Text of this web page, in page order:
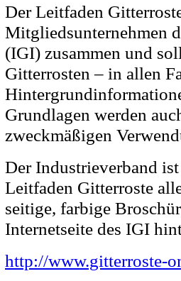
Der Leitfaden
Mitgliedsunternehmen
(IGI) zusammen und
Gitterrosten – in allen
Grundlagen werden
zweckmäßigen
Der Industrieverband
Leitfaden Gitterroste
seitige, farbige
Internetseite des IGI
http://www.gitterroste-